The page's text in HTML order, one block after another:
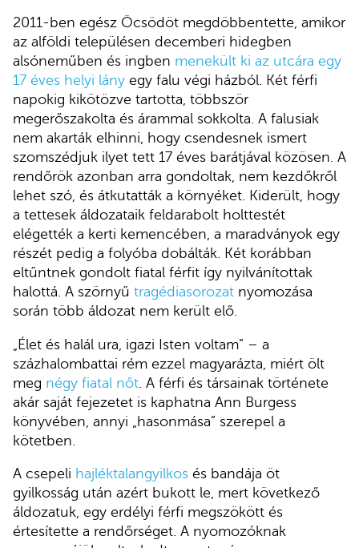
2011-ben egész Öcsödöt megdöbbentette, amikor
az alföldi településen decemberi hidegben
alsóneműben és ingben menekült ki az utcára egy
17 éves helyi lány egy falu végi házból. Két férfi
napokig kikötözve tartotta, többször
megerőszakolta és árammal sokkolta. A falusiak
nem akarták elhinni, hogy csendesnek ismert
szomszédjuk ilyet tett 17 éves barátjával közösen. A
rendőrök azonban arra gondoltak, nem kezdőkről
lehet szó, és átkutatták a környéket. Kiderült, hogy
a tettesek áldozataik feldarabolt holttestét
elégették a kerti kemencében, a maradványok egy
részét pedig a folyóba dobálták. Két korábban
eltűntnek gondolt fiatal férfit így nyilvánítottak
halottá. A szörnyű tragédiasorozat nyomozása
során több áldozat nem került elő.
„Élet és halál ura, igazi Isten voltam” – a
százhalombattai rém ezzel magyarázta, miért ölt
meg négy fiatal nőt . A férfi és társainak története
akár saját fejezetet is kaphatna Ann Burgess
könyvében, annyi „hasonmása” szerepel a
kötetben.
A csepeli hajléktalangyilkos és bandája öt
gyilkosság után azért bukott le, mert következő
áldozatuk, egy erdélyi férfi megszökött és
értesítette a rendőrséget. A nyomozóknak